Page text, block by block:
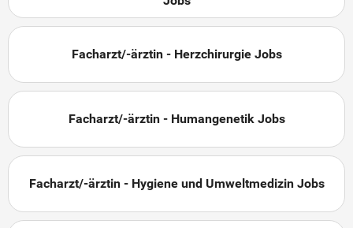
Facharzt/-ärztin - Herzchirurgie Jobs
Facharzt/-ärztin - Humangenetik Jobs
Facharzt/-ärztin - Hygiene und Umweltmedizin Jobs